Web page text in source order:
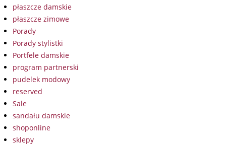
płaszcze damskie
płaszcze zimowe
Porady
Porady stylistki
Portfele damskie
program partnerski
pudelek modowy
reserved
Sale
sandału damskie
shoponline
sklepy